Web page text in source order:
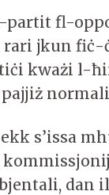
partit fl-
rari jkun
kważi l-
s’issa
dan